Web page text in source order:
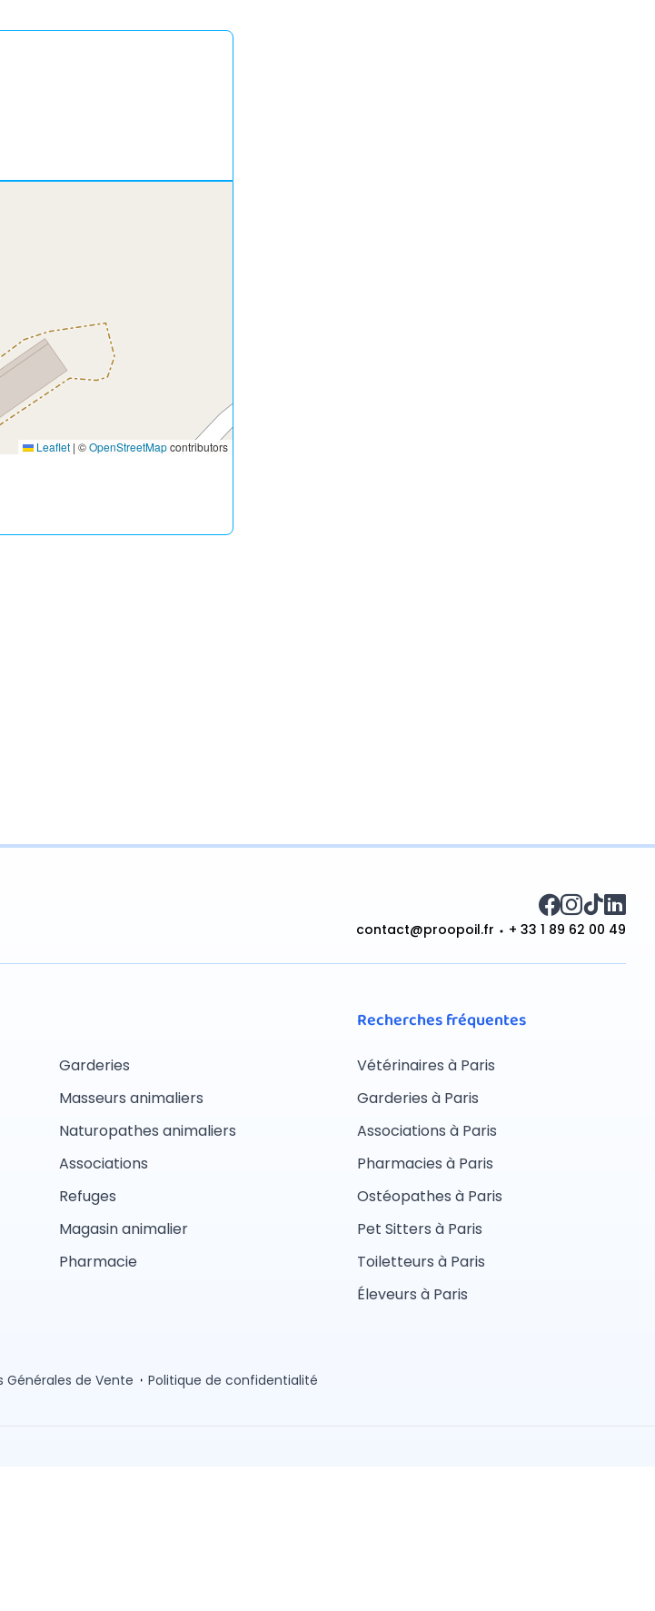
Leaflet | ©OpenStreetMapcontributors
contact@proopoil.fr + 33 1 89 62 00 49
Garderies
Masseurs animaliers
Naturopathes animaliers
Associations
Refuges
Magasin animalier
Pharmacie
Recherches fréquentes
Vétérinaires à Paris
Garderies à Paris
Associations à Paris
Pharmacies à Paris
Ostéopathes à Paris
Pet Sitters à Paris
Toiletteurs à Paris
Éleveurs à Paris
Générales de Vente Politique de confidentialité